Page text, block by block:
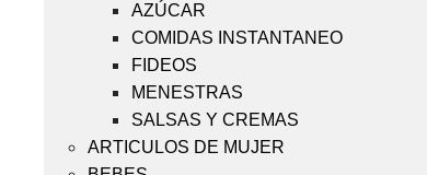
AZÚCAR
COMIDAS INSTANTANEO
FIDEOS
MENESTRAS
SALSAS Y CREMAS
ARTICULOS DE MUJER